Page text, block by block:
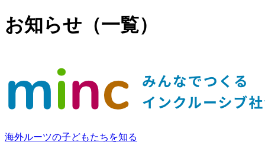
お知らせ（一覧）
海外ルーツの子どもたちを知る